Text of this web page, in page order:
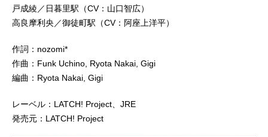
戸成綾／日暮里駅（CV：山口智広）
高良摩利央／御徒町駅（CV：阿座上洋平）
作詞：nozomi*
作曲：Funk Uchino, Ryota Nakai, Gigi
編曲：Ryota Nakai, Gigi
レーベル：LATCH! Project、JRE
発売元：LATCH! Project